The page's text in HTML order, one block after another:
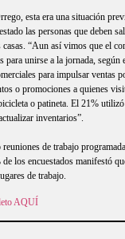
esta era una situación
las personas que deben
casas. “Aun así vimos que el
para unirse a la jornada, según
para impulsar ventas
o promociones a quienes
o patineta. El 21%
inventarios”.
de trabajo
los encuestados manifestó
de trabajo.
AQUÍ